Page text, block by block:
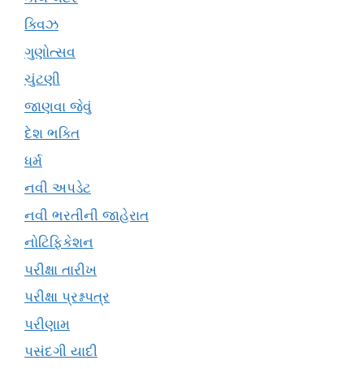
ક્વિઝ
ગુણોત્સવ
ચુંટણી
જાણવા જેવું
દેશ ભક્તિ
ધર્મ
નવી અપડેટ
નવી ભરતીની જાહેરાત
નોટિફિકેશન
પરીક્ષા તારીખ
પરીક્ષા પ્રશ્નપત્ર
પરીણામ
પસંદગી યાદી